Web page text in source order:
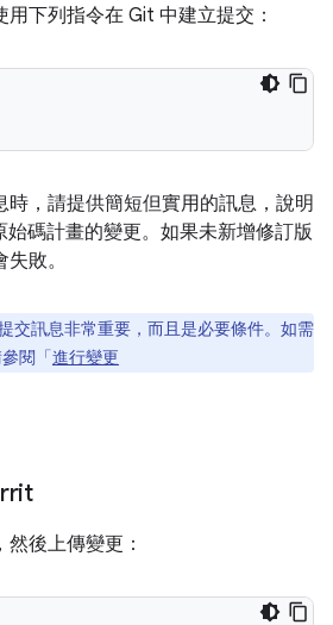
下列指令在 Git 中建立提交：
時，請提供簡短但實用的訊息，說明
始碼計畫的變更。如果未新增修訂版
敗。
交訊息非常重要，而且是必要條件。如需
閱「進行變更
後上傳變更：